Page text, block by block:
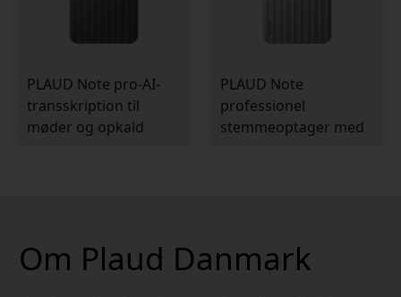
PLAUD Note pro-AI-
transskription til
møder og opkald
PLAUD Note
professionel
stemmeoptager med
Om Plaud Danmark